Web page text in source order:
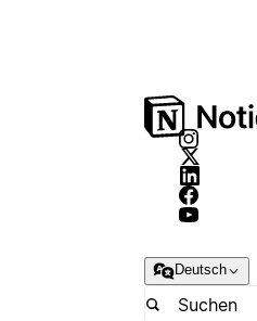
Deutsch